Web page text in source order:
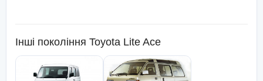
Інші покоління Toyota Lite Ace